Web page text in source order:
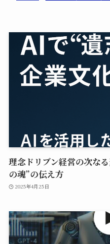
理念ドリブン経営の次な
の魂”の伝え方
2025年4月25日